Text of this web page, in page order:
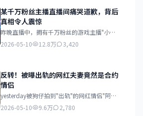
某千万粉丝主播直播间痛哭道歉，背后
真相令人震惊
昨晚直播中，拥有千万粉丝的游戏主播"小霸
王"突然情绪崩溃，在镜头前痛哭流涕向粉丝
道歉。据知情人士透露，这次道歉与近期被曝
2026-05-10 12.8万 3,420
反转！被曝出轨的网红夫妻竟然是合约
情侣
yesterday被狗仔拍到"出轨"的网红情侣"阿强
与小美"今日发布联合声明，承认两人从始至
终都是合约情侣关系，所有甜蜜互动均为剧本
2026-05-10 9.6万 2,780